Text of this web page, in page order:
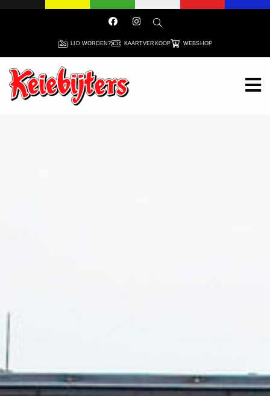
LID WORDEN? KAARTVERKOOP WEBSHOP